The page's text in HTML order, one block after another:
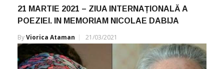
21 MARTIE 2021 – ZIUA INTERNAȚIONALĂ A
POEZIEI. IN MEMORIAM NICOLAE DABIJA
ByViorica Ataman 21/03/2021